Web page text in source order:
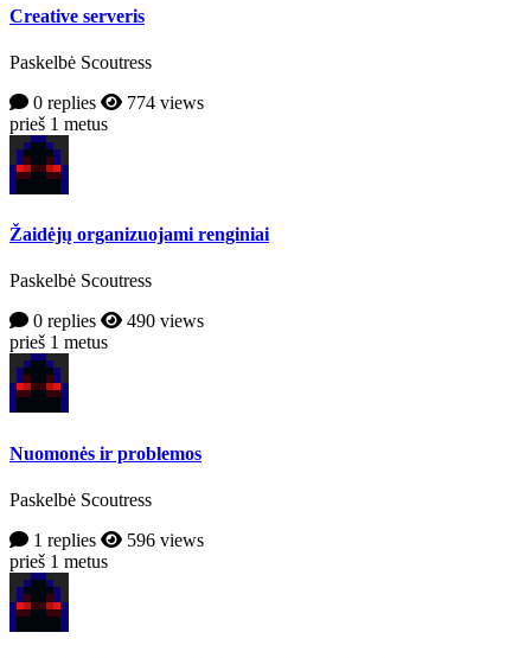
Creative serveris
Paskelbė Scoutress
0 replies
774 views
prieš 1 metus
Žaidėjų organizuojami renginiai
Paskelbė Scoutress
0 replies
490 views
prieš 1 metus
Nuomonės ir problemos
Paskelbė Scoutress
1 replies
596 views
prieš 1 metus